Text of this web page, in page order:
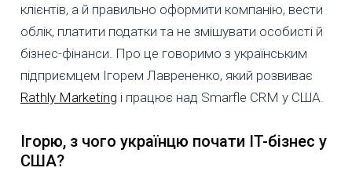
клієнтів, а й правильно оформити компанію, вести
облік, платити податки та не змішувати особисті й
бізнес-фінанси. Про це говоримо з українським
підприємцем Ігорем Лаврененко, який розвиває
Rathly Marketing і працює над Smarfle CRM у США.
Ігорю, з чого українцю почати IT-бізнес у
США?